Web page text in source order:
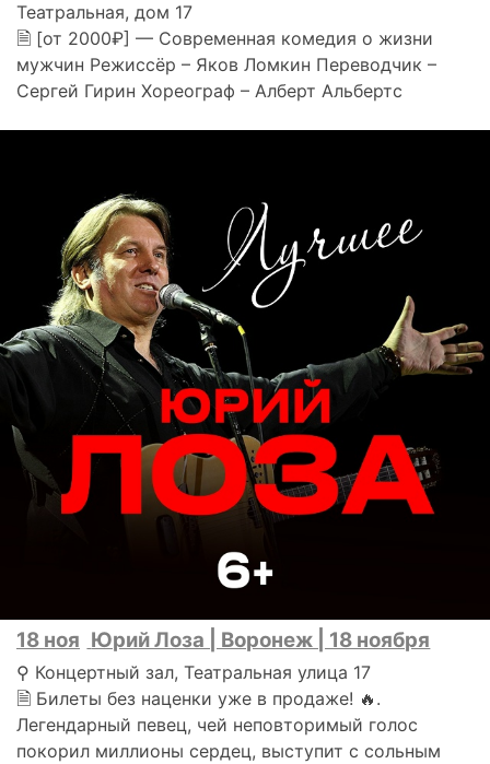
Театральная, дом 17
🗎 [от 2000₽] — Современная комедия о жизни
мужчин Режиссёр – Яков Ломкин Переводчик –
Сергей Гирин Хореограф – Алберт Альбертс
18 ноя Юрий Лоза | Воронеж | 18 ноября
⚲ Концертный зал, Театральная улица 17
🗎 Билеты без наценки уже в продаже! 🔥.
Легендарный певец, чей неповторимый голос
покорил миллионы сердец, выступит с сольным